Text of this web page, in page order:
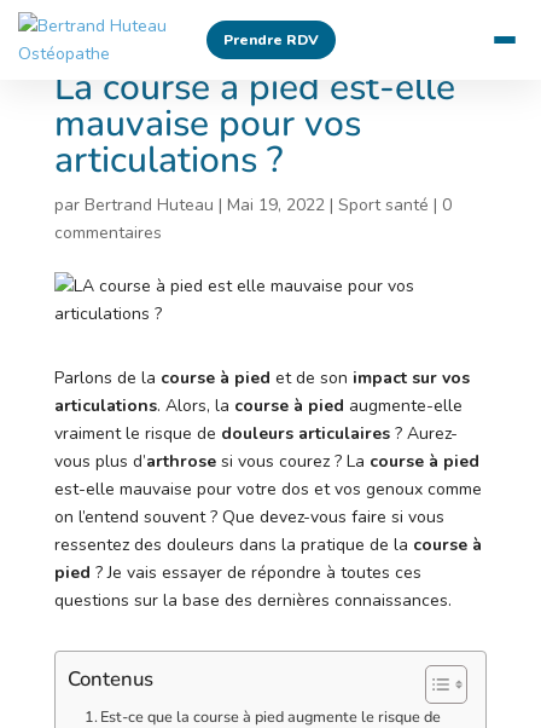
La course à pied est-elle
mauvaise pour vos
articulations ?
par Bertrand Huteau | Mai 19, 2022| Sport santé | 0
commentaires
Parlons de la course à pied et de son impact sur vos
articulations. Alors, la course à pied augmente-elle
vraiment le risque de douleurs articulaires? Aurez-
vous plus d’arthrosesi vous courez ? La course à pied
est-elle mauvaise pour votre dos et vos genoux comme
on l’entend souvent ? Que devez-vous faire si vous
ressentez des douleurs dans la pratique de la course à
pied ? Je vais essayer de répondre à toutes ces
questions sur la base des dernières connaissances.
Contenus
Est-ce que la course à pied augmente le risque de
Prendre RDV